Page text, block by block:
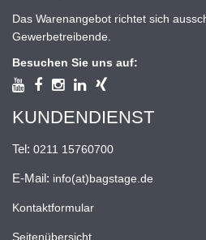
Das Warenangebot richtet sich
Gewerbetreibende.
Besuchen Sie uns auf:
KUNDENDIENST
Tel: 0211 15760700
E-Mail: info(at)bagstage.de
Kontaktformular
Seitenübersicht